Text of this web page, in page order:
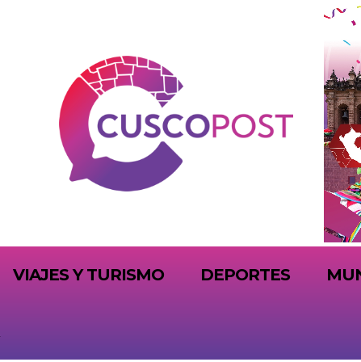
VIAJES Y TURISMO DEPORTES